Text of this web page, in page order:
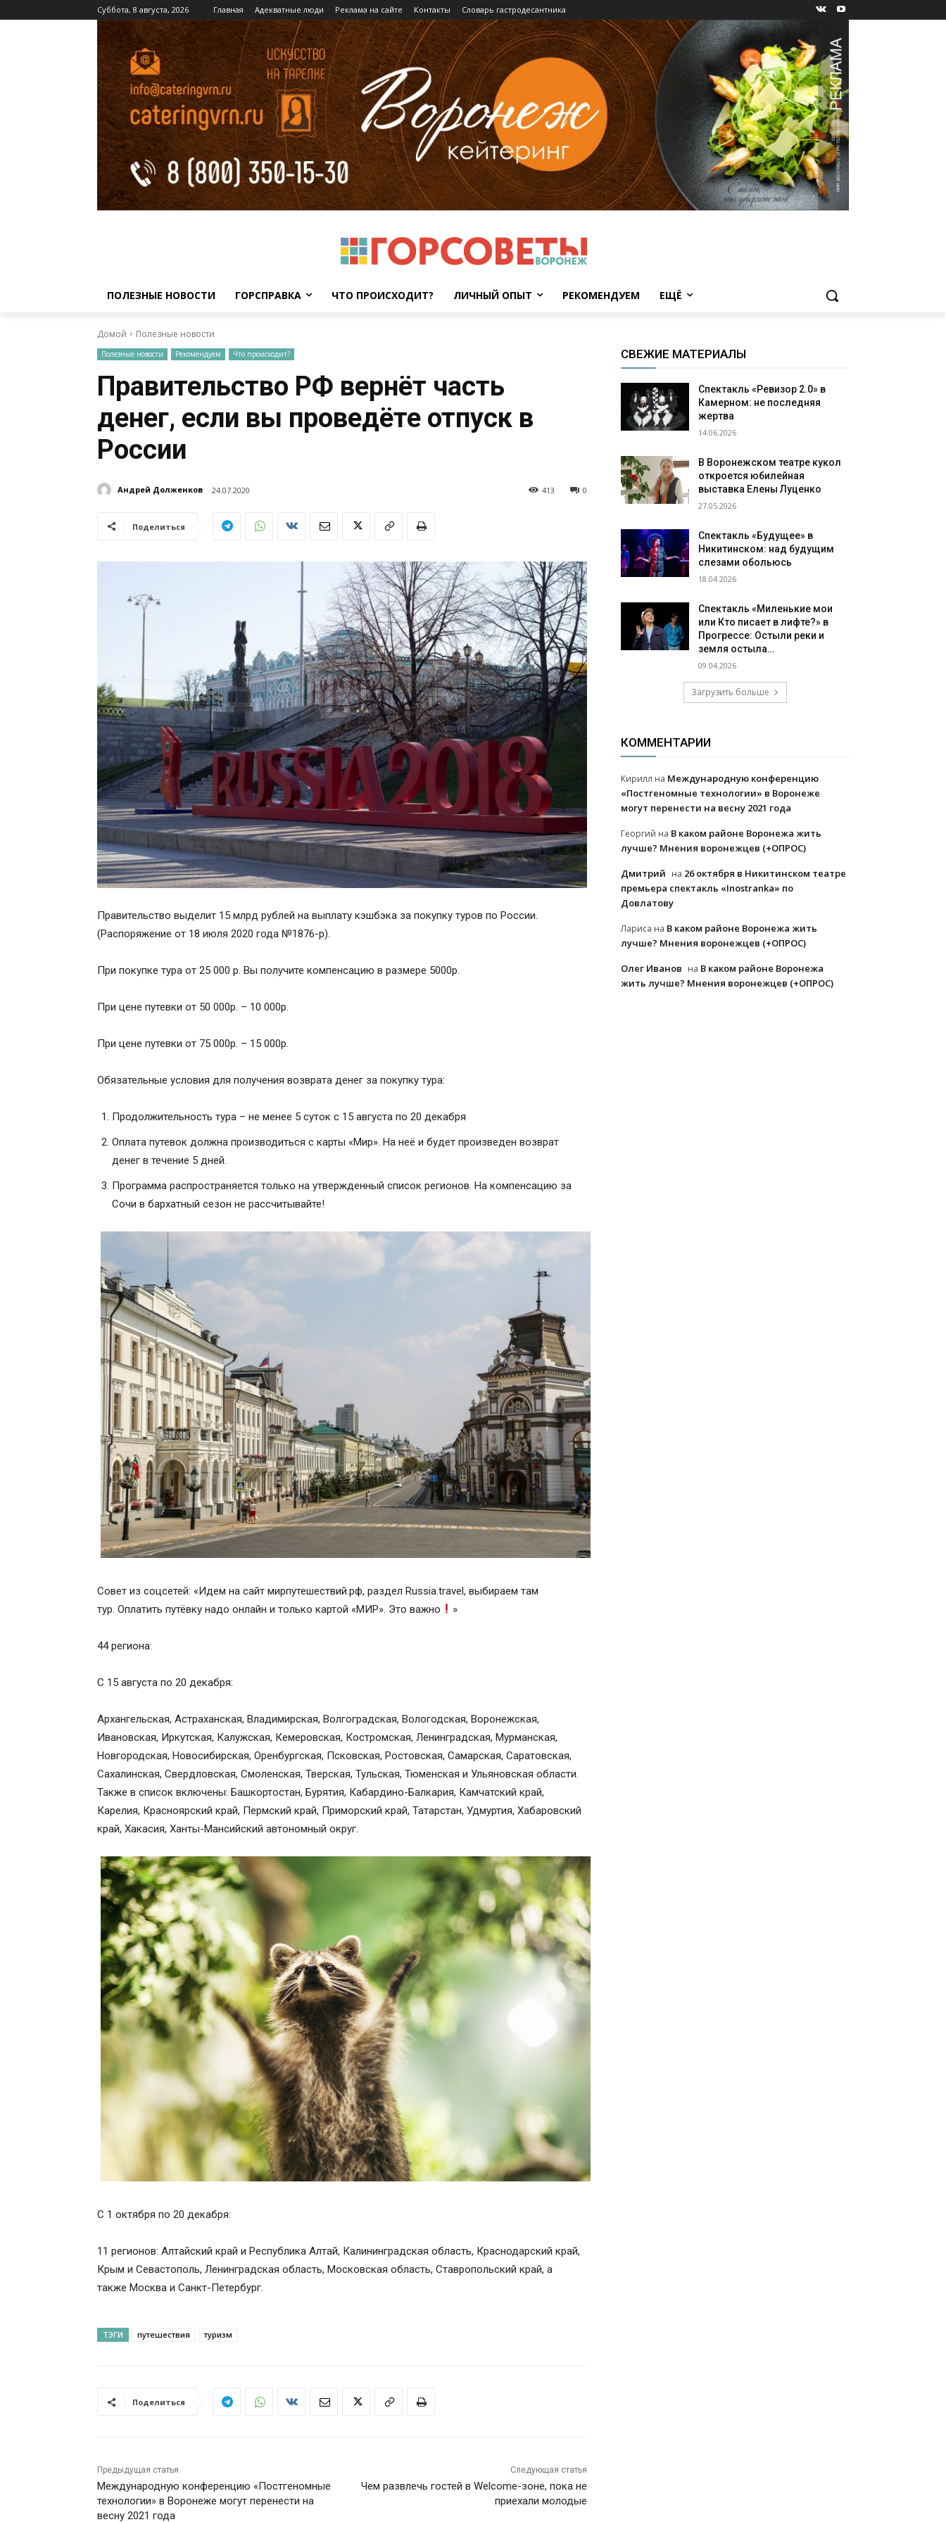
Суббота, 8 августа, 2026 Главная Адекватные люди Реклама на сайте Контакты Словарь гастродесантника
ПОЛЕЗНЫЕ НОВОСТИ ГОРСПРАВКА ЧТО ПРОИСХОДИТ? ЛИЧНЫЙ ОПЫТ РЕКОМЕНДУЕМ ЕЩЁ
Домой Полезные новости
Полезные новости Рекомендуем Что происходит?
Правительство РФ вернёт часть
денег, если вы проведёте отпуск в
России
Андрей Долженков 24.07.2020 0
413
Поделиться
Правительство выделит 15 млрд рублей на выплату кэшбэка за покупку туров по России.
(Распоряжение от 18 июля 2020 года №1876-р).
При покупке тура от 25 000 р. Вы получите компенсацию в размере 5000р.
При цене путевки от 50 000р. – 10 000р.
При цене путевки от 75 000р. – 15 000р.
Обязательные условия для получения возврата денег за покупку тура:
Продолжительность тура – не менее 5 суток с 15 августа по 20 декабря
Оплата путевок должна производиться с карты «Мир». На неё и будет произведен возврат
денег в течение 5 дней.
Программа распространяется только на утвержденный список регионов. На компенсацию за
Сочи в бархатный сезон не рассчитывайте!
Совет из соцсетей: «Идем на сайт мирпутешествий.рф, раздел Russia.travel, выбираем там
тур. Оплатить путёвку надо онлайн и только картой «МИР». Это важно
»
44 региона:
С 15 августа по 20 декабря:
Архангельская, Астраханская, Владимирская, Волгоградская, Вологодская, Воронежская,
Ивановская, Иркутская, Калужская, Кемеровская, Костромская, Ленинградская, Мурманская,
Новгородская, Новосибирская, Оренбургская, Псковская, Ростовская, Самарская, Саратовская,
Сахалинская, Свердловская, Смоленская, Тверская, Тульская, Тюменская и Ульяновская области.
Также в список включены: Башкортостан, Бурятия, Кабардино-Балкария, Камчатский край,
Карелия, Красноярский край, Пермский край, Приморский край, Татарстан, Удмуртия, Хабаровский
край, Хакасия, Ханты-Мансийский автономный округ.
С 1 октября по 20 декабря:
11 регионов: Алтайский край и Республика Алтай, Калининградская область, Краснодарский край,
Крым и Севастополь, Ленинградская область, Московская область, Ставропольский край, а
также Москва и Санкт-Петербург.
ТЭГИ путешествия туризм
Поделиться
Предыдущая статья
Международную конференцию «Постгеномные
технологии» в Воронеже могут перенести на
весну 2021 года
Следующая статья
Чем развлечь гостей в Welcome-зоне, пока не
приехали молодые
СВЕЖИЕ МАТЕРИАЛЫ
Спектакль «Ревизор 2.0» в
Камерном: не последняя
жертва
14.06.2026
В Воронежском театре кукол
откроется юбилейная
выставка Елены Луценко
27.05.2026
Спектакль «Будущее» в
Никитинском: над будущим
слезами обольюсь
18.04.2026
Спектакль «Миленькие мои
или Кто писает в лифте?» в
Прогрессе: Остыли реки и
земля остыла…
09.04.2026
Загрузить больше
КОММЕНТАРИИ
Кирилл на Международную конференцию
«Постгеномные технологии» в Воронеже
могут перенести на весну 2021 года
Георгий на В каком районе Воронежа жить
лучше? Мнения воронежцев (+ОПРОС)
Дмитрий на 26 октября в Никитинском театре
премьера спектакль «Inostranka» по
Довлатову
Лариса на В каком районе Воронежа жить
лучше? Мнения воронежцев (+ОПРОС)
Олег Иванов на В каком районе Воронежа
жить лучше? Мнения воронежцев (+ОПРОС)